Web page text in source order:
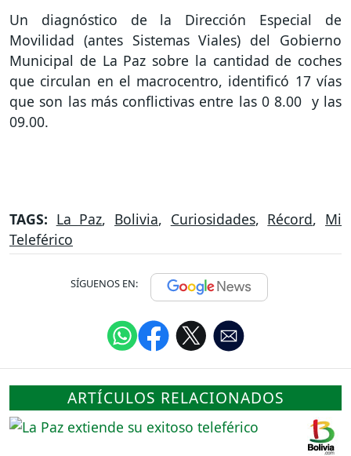
Un diagnóstico de la Dirección Especial de
Movilidad (antes Sistemas Viales) del Gobierno
Municipal de La Paz sobre la cantidad de coches
que circulan en el macrocentro, identificó 17 vías
que son las más conflictivas entre las 0 8.00 y las
09.00.
TAGS: La Paz, Bolivia, Curiosidades, Récord, Mi
Teleférico
SÍGUENOS EN:
ARTÍCULOS RELACIONADOS